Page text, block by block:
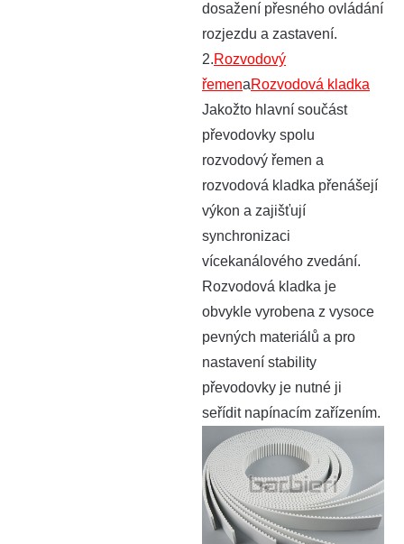
dosažení přesného ovládání
rozjezdu a zastavení.
2.Rozvodový
řemenaRozvodová kladka
Jakožto hlavní součást
převodovky spolu
rozvodový řemen a
rozvodová kladka přenášejí
výkon a zajišťují
synchronizaci
vícekanálového zvedání.
Rozvodová kladka je
obvykle vyrobena z vysoce
pevných materiálů a pro
nastavení stability
převodovky je nutné ji
seřídit napínacím zařízením.